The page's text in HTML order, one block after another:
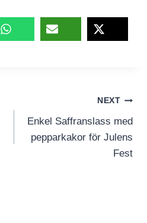
NEXT
Enkel Saffranslass med
pepparkakor för Julens
Fest